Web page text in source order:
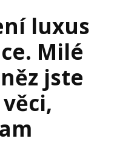
luxus
Milé
jste